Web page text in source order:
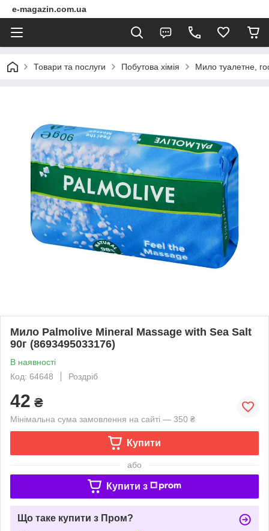
e-magazin.com.ua
Товари та послуги Побутова хімія Мило туалетне,
Мило Palmolive Mineral Massage with Sea Salt
90г (8693495033176)
В наявності
Код: 64648
Роздріб
42 ₴
Мінімальна сума замовлення на сайті — 350 ₴
Купити
або
Купити з
Що таке купити з Пром?